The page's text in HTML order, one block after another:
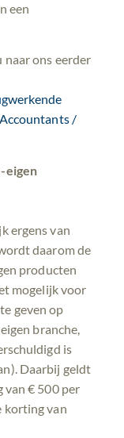
een
ons eerder
/
eigen
ergens van
daarom de
producten
mogelijk voor
geven op
branche,
is
Daarbij geldt
van € 500 per
korting van